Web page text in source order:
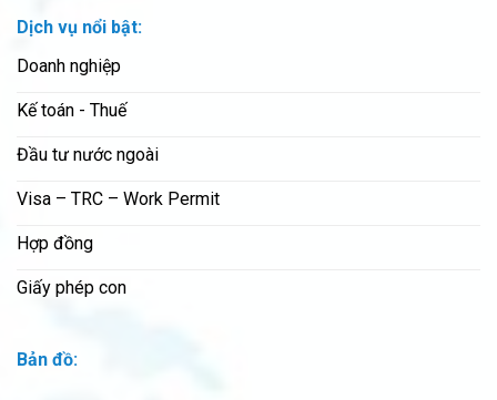
Dịch vụ nổi bật:
Doanh nghiệp
Kế toán - Thuế
Đầu tư nước ngoài
Visa – TRC – Work Permit
Hợp đồng
Giấy phép con
Bản đồ: